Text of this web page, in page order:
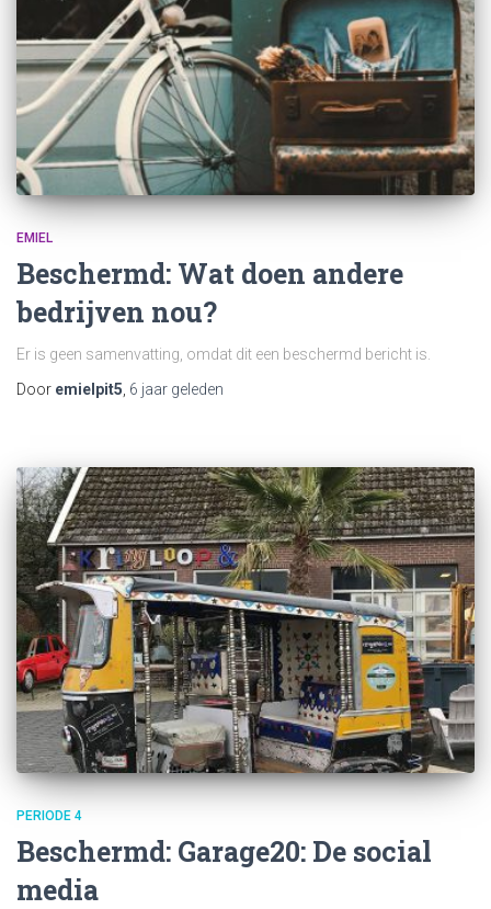
EMIEL
Beschermd: Wat doen andere
bedrijven nou?
Er is geen samenvatting, omdat dit een beschermd bericht is.
Door emielpit5, 6 jaar geleden
PERIODE 4
Beschermd: Garage20: De social
media